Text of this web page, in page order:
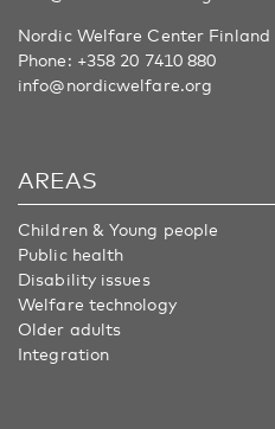
Nordic Welfare Center Finland
Phone: +358 20 7410 880
info@nordicwelfare.org
AREAS
Children & Young people
Public health
Disability issues
Welfare technology
Older adults
Integration